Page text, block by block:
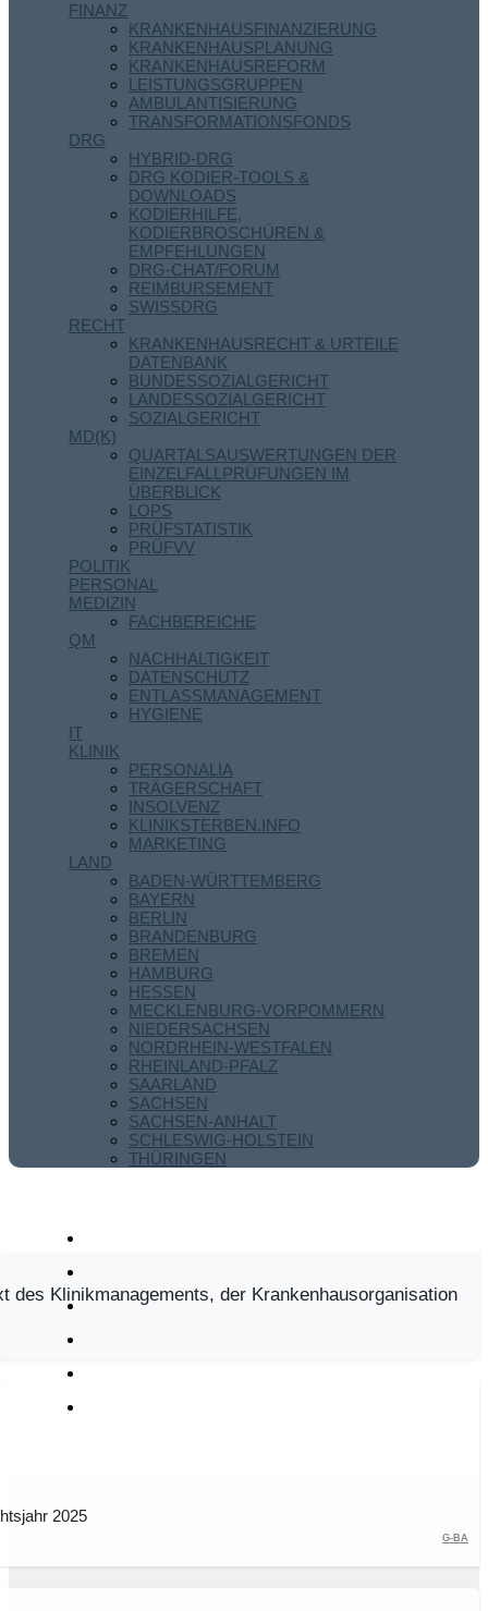
FINANZ
KRANKENHAUSFINANZIERUNG
KRANKENHAUSPLANUNG
KRANKENHAUSREFORM
LEISTUNGSGRUPPEN
AMBULANTISIERUNG
TRANSFORMATIONSFONDS
DRG
HYBRID-DRG
DRG KODIER-TOOLS &
DOWNLOADS
KODIERHILFE,
KODIERBROSCHÜREN &
EMPFEHLUNGEN
DRG-CHAT/FORUM
REIMBURSEMENT
SWISSDRG
RECHT
KRANKENHAUSRECHT & URTEILE
DATENBANK
BUNDESSOZIALGERICHT
LANDESSOZIALGERICHT
SOZIALGERICHT
MD(K)
QUARTALSAUSWERTUNGEN DER
EINZELFALLPRÜFUNGEN IM
ÜBERBLICK
LOPS
PRÜFSTATISTIK
PRÜFVV
POLITIK
PERSONAL
MEDIZIN
FACHBEREICHE
QM
NACHHALTIGKEIT
DATENSCHUTZ
ENTLASSMANAGEMENT
HYGIENE
IT
KLINIK
PERSONALIA
TRÄGERSCHAFT
INSOLVENZ
KLINIKSTERBEN.INFO
MARKETING
LAND
BADEN-WÜRTTEMBERG
BAYERN
BERLIN
BRANDENBURG
BREMEN
HAMBURG
HESSEN
MECKLENBURG-VORPOMMERN
NIEDERSACHSEN
NORDRHEIN-WESTFALEN
RHEINLAND-PFALZ
SAARLAND
SACHSEN
SACHSEN-ANHALT
SCHLESWIG-HOLSTEIN
THÜRINGEN
des Klinikmanagements, der Krankenhausorganisation
2025
G-BA